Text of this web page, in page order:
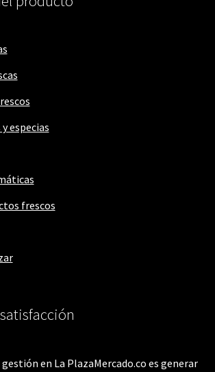
especias
frescos
en La PlazaMercado.co es generar